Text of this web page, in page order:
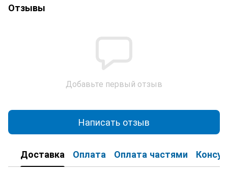
Отзывы
Добавьте первый отзыв
Написать отзыв
Доставка Оплата Оплата частями